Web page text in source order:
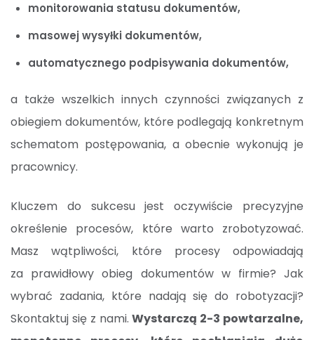
monitorowania statusu dokumentów,
masowej wysyłki dokumentów,
automatycznego podpisywania dokumentów,
a także wszelkich innych czynności związanych z
obiegiem dokumentów, które podlegają konkretnym
schematom postępowania, a obecnie wykonują je
pracownicy.
Kluczem do sukcesu jest oczywiście precyzyjne
określenie procesów, które warto zrobotyzować.
Masz wątpliwości, które procesy odpowiadają
za prawidłowy obieg dokumentów w firmie? Jak
wybrać zadania, które nadają się do robotyzacji?
Skontaktuj się z nami.Wystarczą 2-3 powtarzalne,